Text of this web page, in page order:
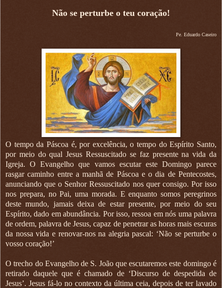
Não se perturbe o teu coração!
Pe. Eduardo Caseiro
O tempo da Páscoa é, por excelência, o tempo do Espírito Santo,
por meio do qual Jesus Ressuscitado se faz presente na vida da
Igreja. O Evangelho que vamos escutar este Domingo parece
rasgar caminho entre a manhã de Páscoa e o dia de Pentecostes,
anunciando que o Senhor Ressuscitado nos quer consigo. Por isso
nos prepara, no Pai, uma morada. E enquanto somos peregrinos
deste mundo, jamais deixa de estar presente, por meio do seu
Espírito, dado em abundância. Por isso, ressoa em nós uma palavra
de ordem, palavra de Jesus, capaz de penetrar as horas mais escuras
da nossa vida e renovar-nos na alegria pascal: ‘Não se perturbe o
vosso coração!’
O trecho do Evangelho de S. João que escutaremos este domingo é
retirado daquele que é chamado de ‘Discurso de despedida de
Jesus’. Jesus fá-lo no contexto da última ceia, depois de ter lavado